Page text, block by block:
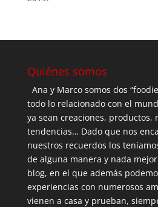
Quiénes somos
Ana y Marco somos dos
todo lo relacionado con el
ya sean creaciones, productos,
tendencias… Dado que nos
nuestros recuerdos los
de alguna manera y nada
blog, en el que además
experiencias con numerosos
vienen a casa y prueban,